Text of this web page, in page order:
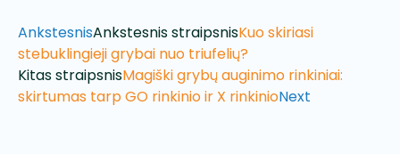
AnkstesnisAnkstesnis straipsnisKuo skiriasi
stebuklingieji grybai nuo triufelių?
Kitas straipsnisMagiški grybų auginimo rinkiniai:
skirtumas tarp GO rinkinio ir X rinkinioNext